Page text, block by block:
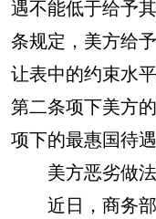
遇不能低于给予
条规定，美方给
让表中的约束水
第二条项下美方
项下的最惠国待遇
美方恶劣做法
近日，商务部